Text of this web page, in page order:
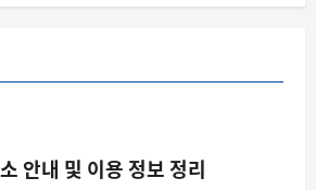
안내 및 이용 정보 정리